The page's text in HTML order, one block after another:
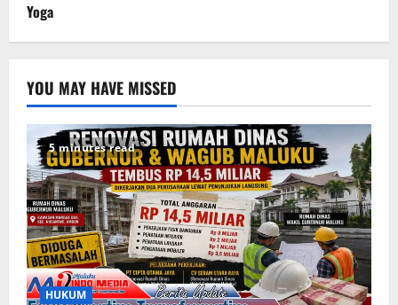
Yoga
YOU MAY HAVE MISSED
5 minutes read
HUKUM